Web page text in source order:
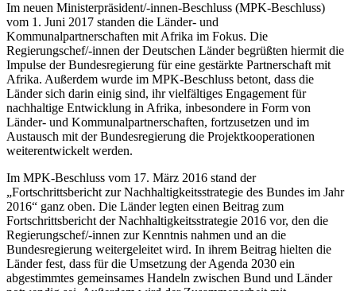
Im neuen Ministerpräsident/-innen-Beschluss (MPK-Beschluss)
vom 1. Juni 2017 standen die Länder- und
Kommunalpartnerschaften mit Afrika im Fokus. Die
Regierungschef/-innen der Deutschen Länder begrüßten hiermit die
Impulse der Bundesregierung für eine gestärkte Partnerschaft mit
Afrika. Außerdem wurde im MPK-Beschluss betont, dass die
Länder sich darin einig sind, ihr vielfältiges Engagement für
nachhaltige Entwicklung in Afrika, inbesondere in Form von
Länder- und Kommunalpartnerschaften, fortzusetzen und im
Austausch mit der Bundesregierung die Projektkooperationen
weiterentwickelt werden.
Im MPK-Beschluss vom 17. März 2016 stand der
„Fortschrittsbericht zur Nachhaltigkeitsstrategie des Bundes im Jahr
2016“ ganz oben. Die Länder legten einen Beitrag zum
Fortschrittsbericht der Nachhaltigkeitsstrategie 2016 vor, den die
Regierungschef/-innen zur Kenntnis nahmen und an die
Bundesregierung weitergeleitet wird. In ihrem Beitrag hielten die
Länder fest, dass für die Umsetzung der Agenda 2030 ein
abgestimmtes gemeinsames Handeln zwischen Bund und Länder